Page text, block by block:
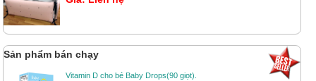
Sản phẩm bán chạy
Vitamin D cho bé Baby Drops(90 giọt).